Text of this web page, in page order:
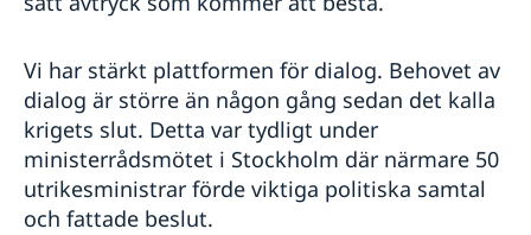
Vi har stärkt plattformen för dialog. Behovet av
dialog är större än någon gång sedan det kalla
krigets slut. Detta var tydligt under
ministerrådsmötet i Stockholm där närmare 50
utrikesministrar förde viktiga politiska samtal
och fattade beslut.